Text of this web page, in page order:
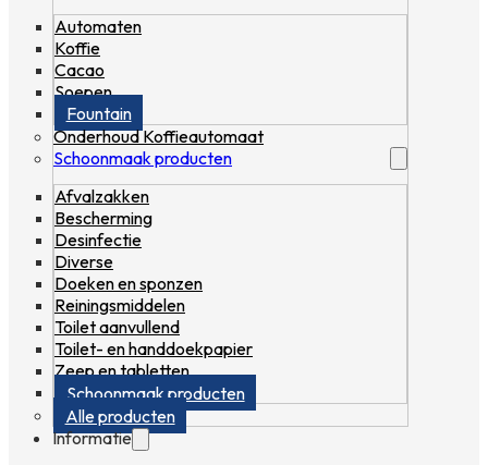
Automaten
Koffie
Cacao
Soepen
Fountain
Onderhoud Koffieautomaat
Schoonmaak producten
Afvalzakken
Bescherming
Desinfectie
Diverse
Doeken en sponzen
Reiningsmiddelen
Toilet aanvullend
Toilet- en handdoekpapier
Zeep en tabletten
Schoonmaak producten
Alle producten
Informatie